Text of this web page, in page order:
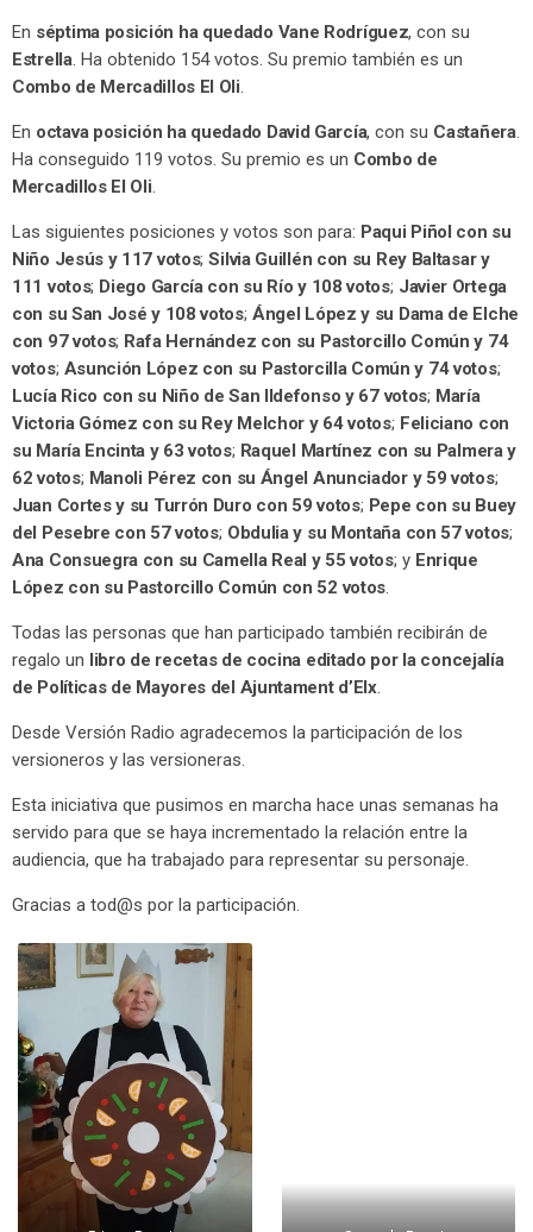
En séptima posición ha quedado Vane Rodríguez, con su
Estrella. Ha obtenido 154 votos. Su premio también es un
Combo de Mercadillos El Oli.
En octava posición ha quedado David García, con su Castañera.
Ha conseguido 119 votos. Su premio es un Combo de
Mercadillos El Oli.
Las siguientes posiciones y votos son para: Paqui Piñol con su
Niño Jesús y 117 votos;Silvia Guillén con su Rey Baltasar y
111 votos; Diego García con su Río y 108 votos; Javier Ortega
con su San José y 108 votos; Ángel López y su Dama de Elche
con 97 votos; Rafa Hernández con su Pastorcillo Común y 74
votos; Asunción López con su Pastorcilla Común y 74 votos;
Lucía Rico con su Niño de San Ildefonso y 67 votos; María
Victoria Gómez con su Rey Melchor y 64 votos; Feliciano con
su María Encinta y 63 votos; Raquel Martínez con su Palmera y
62 votos; Manoli Pérez con su Ángel Anunciador y 59 votos;
Juan Cortes y su Turrón Duro con 59 votos; Pepe con su Buey
del Pesebre con 57 votos; Obdulia y su Montaña con 57 votos;
Ana Consuegra con su Camella Real y 55 votos; y Enrique
López con su Pastorcillo Común con 52 votos.
Todas las personas que han participado también recibirán de
regalo un libro de recetas de cocina editado por la concejalía
de Políticas de Mayores del Ajuntament d’Elx.
Desde Versión Radio agradecemos la participación de los
versioneros y las versioneras.
Esta iniciativa que pusimos en marcha hace unas semanas ha
servido para que se haya incrementado la relación entre la
audiencia, que ha trabajado para representar su personaje.
Gracias a tod@s por la participación.